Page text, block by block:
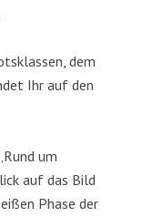
dem
Ihr auf den
um
auf das Bild
Phase der